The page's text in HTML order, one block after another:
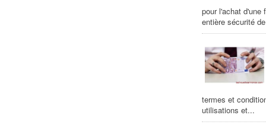
pour l'achat d'une
entière sécurité
termes et
utilisations et...